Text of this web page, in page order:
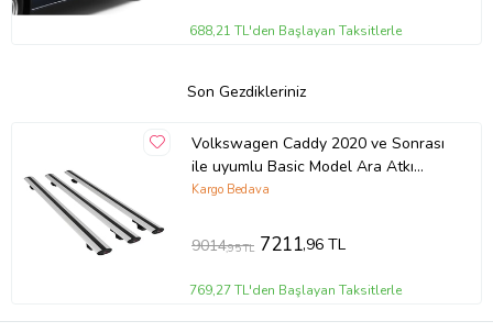
688,21 TL'den Başlayan Taksitlerle
Son Gezdikleriniz
Volkswagen Caddy 2020 ve Sonrası
ile uyumlu Basic Model Ara Atkı
Tavan Barı GRİ 3 ADET
Kargo Bedava
9014,95 TL 7211,96 TL
769,27 TL'den Başlayan Taksitlerle